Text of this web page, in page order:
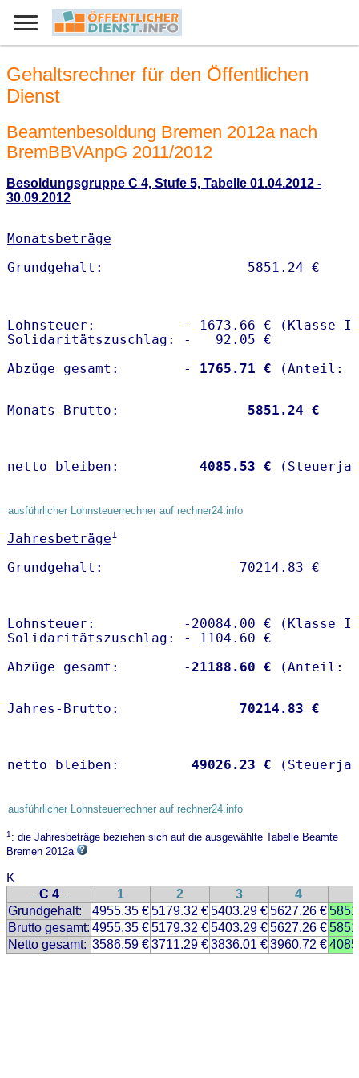
Gehaltsrechner für den Öffentlichen
Dienst
Beamtenbesoldung Bremen 2012a nach
BremBBVAnpG 2011/2012
Besoldungsgruppe C 4, Stufe 5, Tabelle 01.04.2012 -
30.09.2012
Monatsbeträge
Lohnsteuer:           - 1673.66 € (Klasse I)
Solidaritätszuschlag: -   92.05 €
Abzüge gesamt:        -
1765.71 €
Monats-Brutto: 5851.24 €
netto bleiben: 4085.53 €
ausführlicher Lohnsteuerrechner auf rechner24.info
Jahresbeträge1
Lohnsteuer:           -20084.00 € (Klasse I)
Solidaritätszuschlag: - 1104.60 €
Abzüge gesamt:        -21188.60 €
Jahres-Brutto: 70214.83 €
netto bleiben: 49026.23 €
ausführlicher Lohnsteuerrechner auf rechner24.info
1: die Jahresbeträge beziehen sich auf die ausgewählte Tabelle Beamte
Bremen 2012a
K
.. C 4 .. 1 2 3 4
Grundgehalt:
4955.35 €5179.32 €5403.29 €5627.26 €
Brutto gesamt: 4955.35 €5179.32 €5403.29 €5627.26 €
Netto gesamt: 3586.59 €3711.29 €3836.01 €3960.72 €